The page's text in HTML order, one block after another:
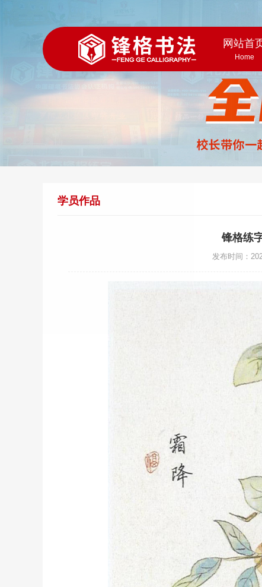
网站首
Home
学员作品
锋格练
发布时间：